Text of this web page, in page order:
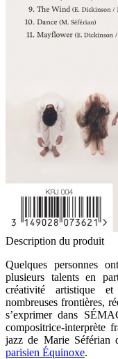
Description du produit
Quelques personnes
plusieurs talents en
créativité artistique
nombreuses frontières,
s’exprimer dans
compositrice-interprète
jazz de Marie
parisien Équinoxe.